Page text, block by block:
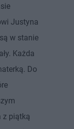
Justyna
w stanie
Każda
Do
z piątką